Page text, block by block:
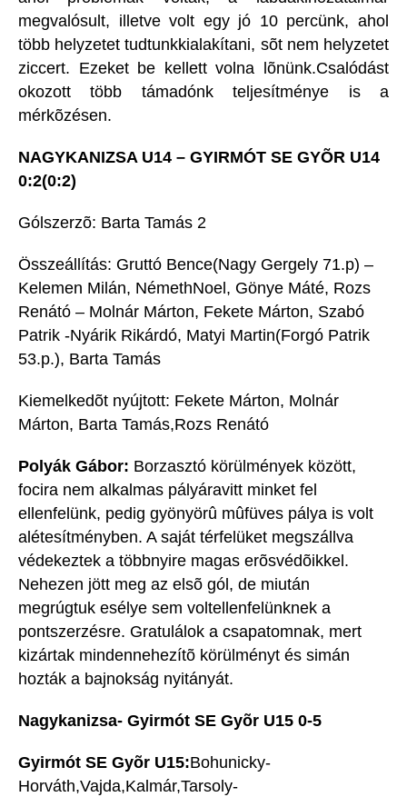
megvalósult, illetve volt egy jó 10 percünk, ahol
több helyzetet tudtunkkialakítani, sõt nem helyzetet
ziccert. Ezeket be kellett volna lõnünk.Csalódást
okozott több támadónk teljesítménye is a
mérkõzésen.
NAGYKANIZSA U14 – GYIRMÓT SE GYÕR U14
0:2(0:2)
Gólszerzõ: Barta Tamás 2
Összeállítás: Gruttó Bence(Nagy Gergely 71.p) –
Kelemen Milán, NémethNoel, Gönye Máté, Rozs
Renátó – Molnár Márton, Fekete Márton, Szabó
Patrik -Nyárik Rikárdó, Matyi Martin(Forgó Patrik
53.p.), Barta Tamás
Kiemelkedõt nyújtott: Fekete Márton, Molnár
Márton, Barta Tamás,Rozs Renátó
Polyák Gábor: Borzasztó körülmények között,
focira nem alkalmas pályáravitt minket fel
ellenfelünk, pedig gyönyörû mûfüves pálya is volt
alétesítményben. A saját térfelüket megszállva
védekeztek a többnyire magas erõsvédõikkel.
Nehezen jött meg az elsõ gól, de miután
megrúgtuk esélye sem voltellenfelünknek a
pontszerzésre. Gratulálok a csapatomnak, mert
kizártak mindennehezítõ körülményt és simán
hozták a bajnokság nyitányát.
Nagykanizsa- Gyirmót SE Gyõr U15 0-5
Gyirmót SE Gyõr U15:Bohunicky-
Horváth,Vajda,Kalmár,Tarsoly-